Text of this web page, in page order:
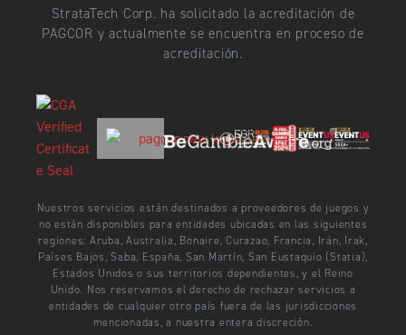
StrataTech Corp. ha solicitado la acreditación de
PAGCOR y actualmente se encuentra en proceso de
acreditación.
Nuestros servicios están destinados a proveedores de juegos y
no están disponibles para entidades ubicadas en las siguientes
regiones: Aruba, Australia, Bonaire, Curazao, Francia, Irán, Irak,
Países Bajos, Saba, España, San Martín, San Eustaquio (Statia),
Estados Unidos o sus territorios dependientes, y el Reino
Unido. Nos reservamos el derecho de rechazar servicios a
entidades de cualquier otro país fuera de las jurisdicciones
mencionadas, a nuestra entera discreción.